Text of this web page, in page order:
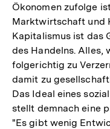
Ökonomen zufolge
Marktwirtschaft und
Kapitalismus ist das
des Handelns. Alles,
folgerichtig zu
damit zu
Das Ideal eines
stellt demnach eine
"Es gibt wenig